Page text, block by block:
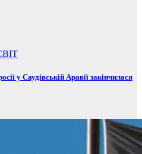
у Саудівській Аравії закінчилася